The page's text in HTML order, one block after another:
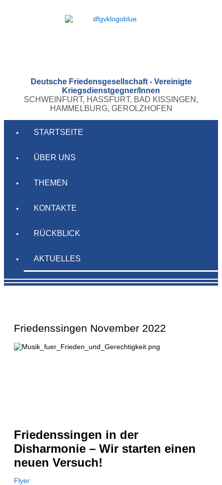
Deutsche Friedensgesellschaft - Vereinigte
Kriegsdienstgegner/Innen
SCHWEINFURT, HASSFURT, BAD KISSINGEN,
HAMMELBURG, GEROLZHOFEN
STARTSEITE
ÜBER UNS
THEMEN
KONTAKTE
RÜCKBLICK
AKTUELLES
Friedenssingen November 2022
Friedenssingen in der
Disharmonie – Wir starten einen
neuen Versuch!
Flyer